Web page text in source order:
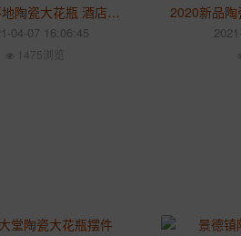
手绘山水落地陶瓷大花瓶 酒店客厅家居装饰陶瓷花瓶 家居客厅摆件
04-07 16:06:45
1475浏览